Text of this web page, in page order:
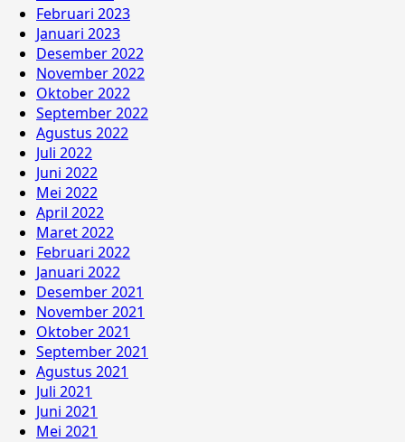
Februari 2023
Januari 2023
Desember 2022
November 2022
Oktober 2022
September 2022
Agustus 2022
Juli 2022
Juni 2022
Mei 2022
April 2022
Maret 2022
Februari 2022
Januari 2022
Desember 2021
November 2021
Oktober 2021
September 2021
Agustus 2021
Juli 2021
Juni 2021
Mei 2021